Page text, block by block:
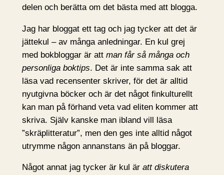
delen och berätta om det bästa med att blogga.
Jag har bloggat ett tag och jag tycker att det är
jättekul – av många anledningar. En kul grej
med bokbloggar är att man får så många och
personliga boktips. Det är inte samma sak att
läsa vad recensenter skriver, för det är alltid
nyutgivna böcker och är det något finkulturellt
kan man på förhand veta vad eliten kommer att
skriva. Själv kanske man ibland vill läsa
”skräplitteratur”, men den ges inte alltid något
utrymme någon annanstans än på bloggar.
Något annat jag tycker är kul är att diskutera